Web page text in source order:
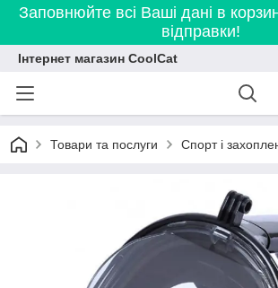
Заповнюйте всі Ваші дані в
відправки!
Інтернет магазин CoolCat
Товари та послуги Спорт і